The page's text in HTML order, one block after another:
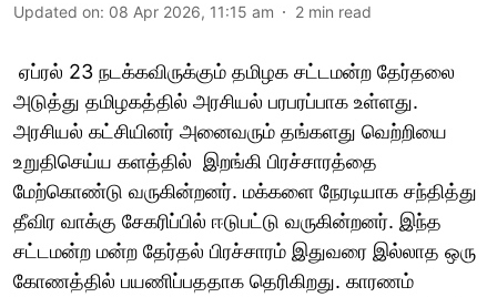
Updated on: 08 Apr 2026, 11:15 am 2 min read
ஏப்ரல் 23 நடக்கவிருக்கும் தமிழக சட்டமன்ற தேர்தலை
அடுத்து தமிழகத்தில் அரசியல் பரபரப்பாக உள்ளது.
அரசியல் கட்சியினர் அனைவரும் தங்களது வெற்றியை
உறுதிசெய்ய களத்தில் இறங்கி பிரச்சாரத்தை
மேற்கொண்டு வருகின்றனர். மக்களை நேரடியாக சந்தித்து
தீவிர வாக்கு சேகரிப்பில் ஈடுபட்டு வருகின்றனர். இந்த
சட்டமன்ற மன்ற தேர்தல் பிரச்சாரம் இதுவரை இல்லாத ஒரு
கோணத்தில் பயணிப்பததாக தெரிகிறது. காரணம்